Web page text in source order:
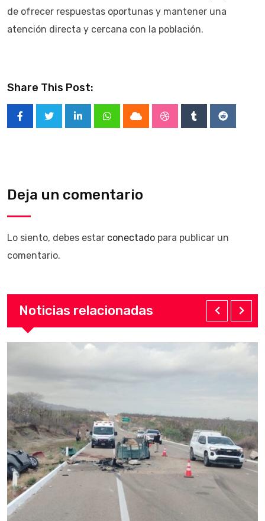
de ofrecer respuestas oportunas y mantener una
atención directa y cercana con la población.
Share This Post:
LinkedInWhatsappCloud StumbleUpon
TumblrReddit
Deja un comentario
Lo siento, debes estar conectado para publicar un
comentario.
Noticias relacionadas